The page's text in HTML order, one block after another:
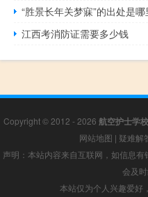
“胜景长年关梦寐”的出处是哪
江西考消防证需要多少钱
Copyright © 2012 - 2026 航空护士学校
网站地图 | 疑难解
声明：本站内容来自互联网，如信息
会及
本站仅为个人兴趣爱好